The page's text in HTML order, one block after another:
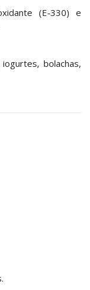
(E-330) e
bolachas,